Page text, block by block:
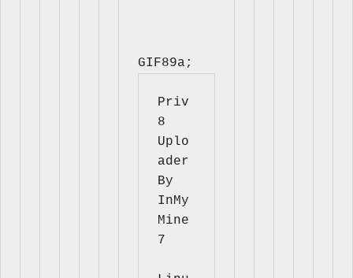
GIF89a;
Priv
8
Uplo
ader
By
InMy
Mine
7